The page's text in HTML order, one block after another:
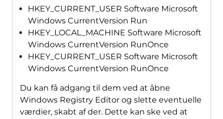
HKEY_CURRENT_USER Software Microsoft
Windows CurrentVersion Run
HKEY_LOCAL_MACHINE Software Microsoft
Windows CurrentVersion RunOnce
HKEY_CURRENT_USER Software Microsoft
Windows CurrentVersion RunOnce
Du kan få adgang til dem ved at åbne
Windows Registry Editor og slette eventuelle
værdier, skabt af der. Dette kan ske ved at